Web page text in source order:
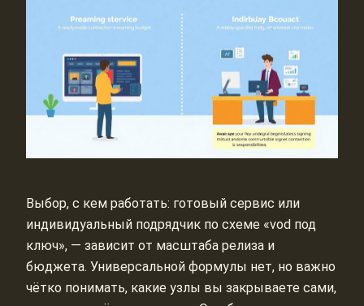
Выбор, с кем работать: готовый сервис или
индивидуальный подрядчик по схеме «vod под
ключ», — зависит от масштаба релиза и
бюджета. Универсальной формулы нет, но важно
чётко понимать, какие узлы вы закрываете сами,